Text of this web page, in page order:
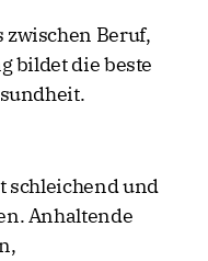
zwischen Beruf,
bildet die beste
schleichend und
Anhaltende